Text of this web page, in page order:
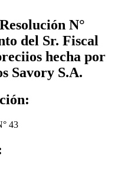
N°
del Sr. Fiscal
hecha por
Savory S.A.
43